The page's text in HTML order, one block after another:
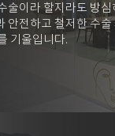
술이라 할지라도 방
안전하고 철저한 수
기울입니다.